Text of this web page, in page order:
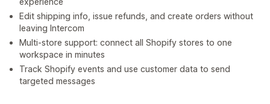
Edit shipping info, issue refunds, and create orders without
leaving Intercom
Multi-store support: connect all Shopify stores to one
workspace in minutes
Track Shopify events and use customer data to send
targeted messages